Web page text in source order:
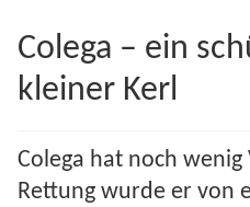
Spenden 2023
Januar bis Juni 2023
Colega – ein
kleiner Kerl
Colega hat noch
Rettung wurde er von